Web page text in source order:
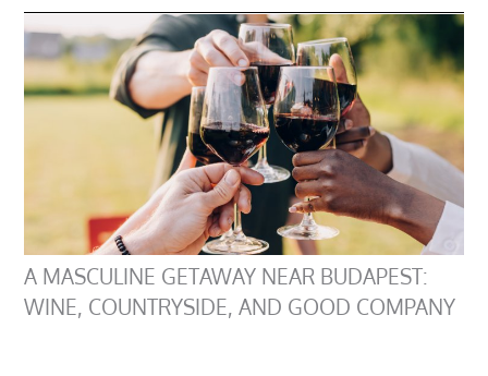
A MASCULINE GETAWAY NEAR BUDAPEST:
WINE, COUNTRYSIDE, AND GOOD COMPANY